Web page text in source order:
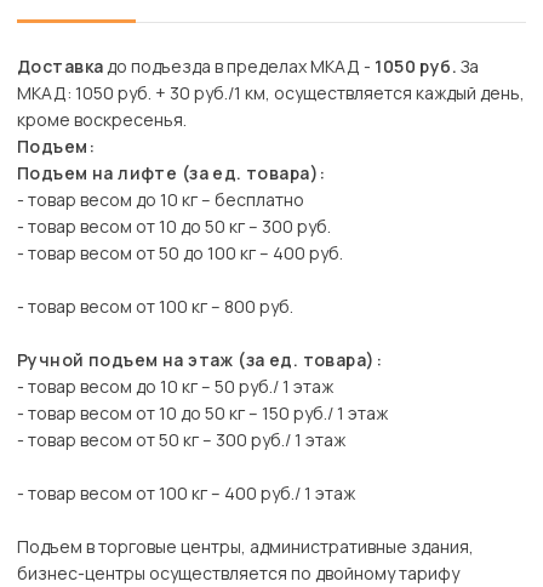
Доставкадо подъезда в пределах МКАД - 1050 руб. За
МКАД: 1050 руб. + 30 руб./1 км, осуществляется каждый день,
кроме воскресенья.
Подъем:
Подъем на лифте (за ед. товара):
- товар весом до 10 кг – бесплатно
- товар весом от 10 до 50 кг – 300 руб.
- товар весом от 50 до 100 кг – 400 руб.
- товар весом от 100 кг – 800 руб.
Ручной подъем на этаж (за ед. товара):
- товар весом до 10 кг – 50 руб./ 1 этаж
- товар весом от 10 до 50 кг – 150 руб./ 1 этаж
- товар весом от 50 кг – 300 руб./ 1 этаж
- товар весом от 100 кг – 400 руб./ 1 этаж
Подъем в торговые центры, административные здания,
бизнес-центры осуществляется по двойному тарифу